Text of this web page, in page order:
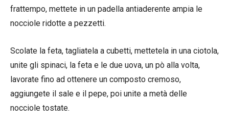
frattempo, mettete in un padella antiaderente ampia le
nocciole ridotte a pezzetti.
Scolate la feta, tagliatela a cubetti, mettetela in una ciotola,
unite gli spinaci, la feta e le due uova, un pò alla volta,
lavorate fino ad ottenere un composto cremoso,
aggiungete il sale e il pepe, poi unite a metà delle
nocciole tostate.